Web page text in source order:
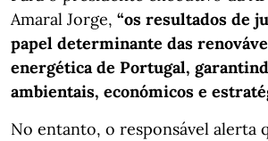
Amaral Jorge, “os resultados de
papel determinante das
energética de Portugal,
ambientais, económicos e
No entanto, o responsável alerta